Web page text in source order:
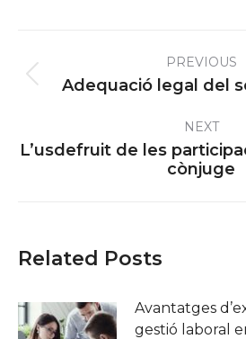
navigationPREVIOUS
Adequació legal del
NEXT
Next
post:
L’usdefruit de les
cònjuge
Related Posts
Avantatges
gestió laboral